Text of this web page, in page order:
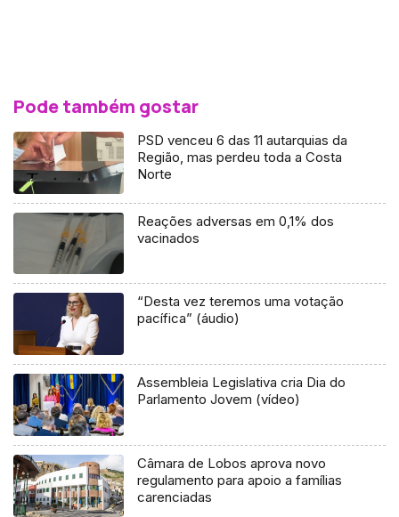
Pode também gostar
PSD venceu 6 das 11 autarquias da
Região, mas perdeu toda a Costa
Norte
Reações adversas em 0,1% dos
vacinados
“Desta vez teremos uma votação
pacífica” (áudio)
Assembleia Legislativa cria Dia do
Parlamento Jovem (vídeo)
Câmara de Lobos aprova novo
regulamento para apoio a famílias
carenciadas